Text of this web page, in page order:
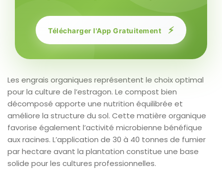
Télécharger l'App Gratuitement ⚡
Les engrais organiques représentent le choix optimal
pour la culture de l’estragon. Le compost bien
décomposé apporte une nutrition équilibrée et
améliore la structure du sol. Cette matière organique
favorise également l’activité microbienne bénéfique
aux racines. L’application de 30 à 40 tonnes de fumier
par hectare avant la plantation constitue une base
solide pour les cultures professionnelles.